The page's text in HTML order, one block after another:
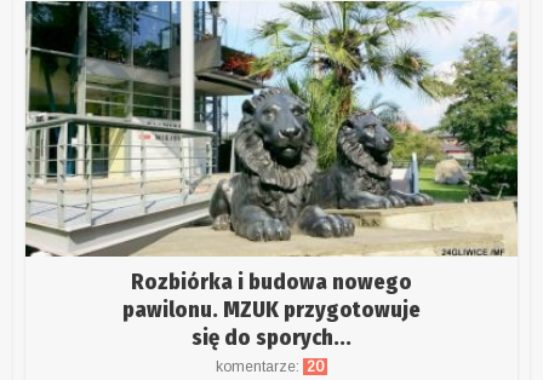
Rozbiórka i budowa nowego
pawilonu. MZUK przygotowuje
się do sporych...
komentarze: 20